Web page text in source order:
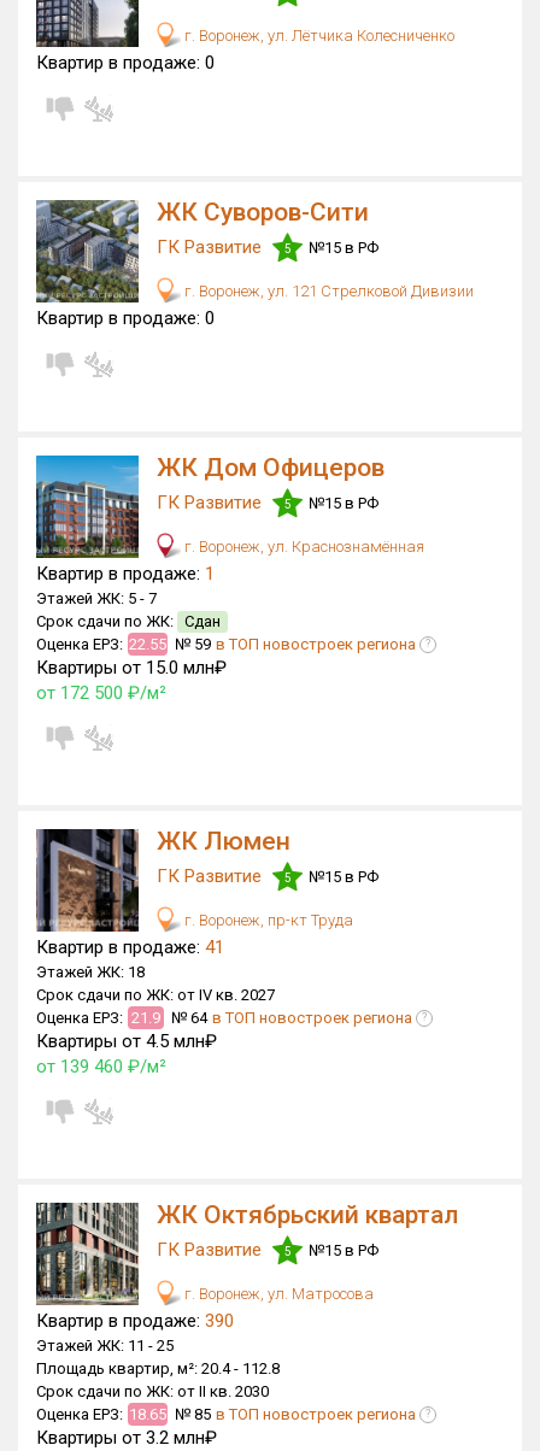
г. Воронеж, ул. Лётчика Колесниченко
Квартир в продаже: 0
ЖК Суворов-Сити
ГК Развитие 5 №15 в РФ
г. Воронеж, ул. 121 Стрелковой Дивизии
Квартир в продаже: 0
ЖК Дом Офицеров
ГК Развитие 5 №15 в РФ
г. Воронеж, ул. Краснознамённая
Квартир в продаже: 1
Этажей ЖК: 5 - 7
Срок сдачи по ЖК: Сдан
Оценка ЕРЗ: 22.55 № 59 в ТОП новостроек региона ?
Квартиры от 15.0 млн₽
от 172 500 ₽/м²
ЖК Люмен
ГК Развитие 5 №15 в РФ
г. Воронеж, пр-кт Труда
Квартир в продаже: 41
Этажей ЖК: 18
Срок сдачи по ЖК: от IV кв. 2027
Оценка ЕРЗ: 21.9 № 64 в ТОП новостроек региона ?
Квартиры от 4.5 млн₽
от 139 460 ₽/м²
ЖК Октябрьский квартал
ГК Развитие 5 №15 в РФ
г. Воронеж, ул. Матросова
Квартир в продаже: 390
Этажей ЖК: 11 - 25
Площадь квартир, м²: 20.4 - 112.8
Срок сдачи по ЖК: от II кв. 2030
Оценка ЕРЗ: 18.65 № 85 в ТОП новостроек региона ?
Квартиры от 3.2 млн₽